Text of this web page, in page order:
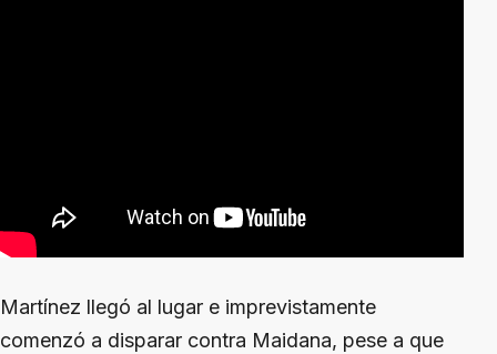
Martínez llegó al lugar e imprevistamente
comenzó a disparar contra Maidana, pese a que